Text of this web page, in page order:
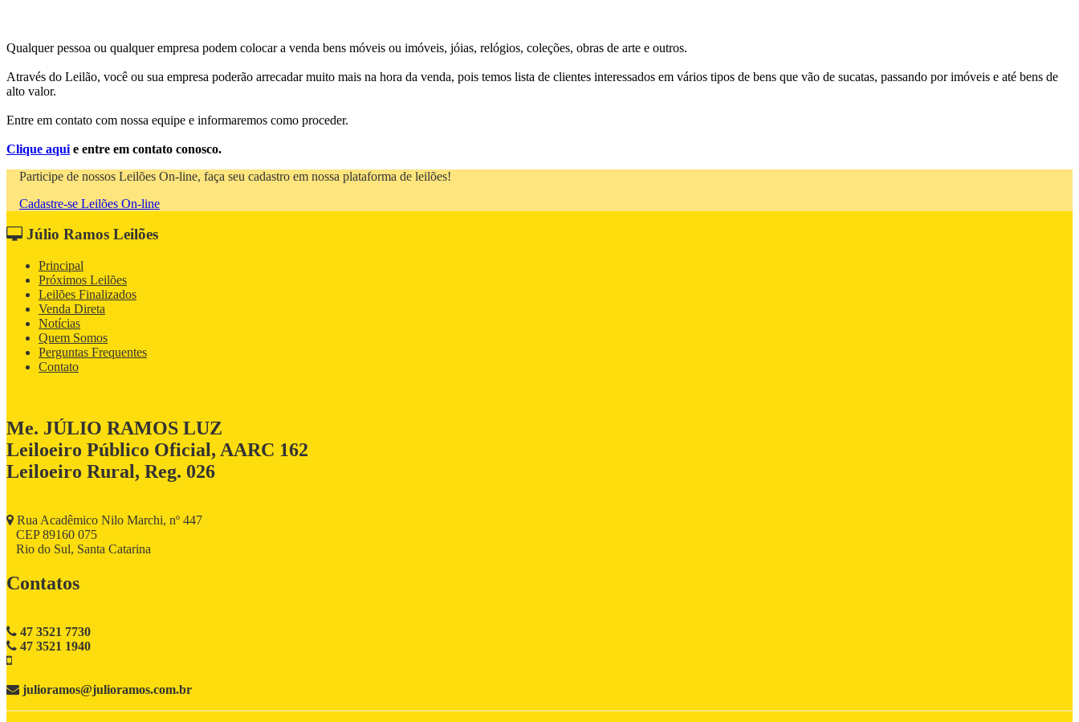
Qualquer pessoa ou qualquer empresa podem colocar a venda bens móveis ou imóveis, jóias, relógios, coleções, obras de arte e outros.
Através do Leilão, você ou sua empresa poderão arrecadar muito mais na hora da venda, pois temos lista de clientes interessados em vários tipos de bens que vão de sucatas, passando por imóveis e até bens de
alto valor.
Entre em contato com nossa equipe e informaremos como proceder.
Clique aqui e entre em contato conosco.
Participe de nossos Leilões On-line, faça seu cadastro em nossa plataforma de leilões!
Cadastre-se Leilões On-line
Júlio Ramos Leilões
Principal
Próximos Leilões
Leilões Finalizados
Venda Direta
Notícias
Quem Somos
Perguntas Frequentes
Contato
Me. JÚLIO RAMOS LUZ
Leiloeiro Público Oficial, AARC 162
Leiloeiro Rural, Reg. 026
Rua Acadêmico Nilo Marchi, nº 447
CEP 89160 075
Rio do Sul, Santa Catarina
Contatos
47 3521 7730
47 3521 1940
julioramos@julioramos.com.br